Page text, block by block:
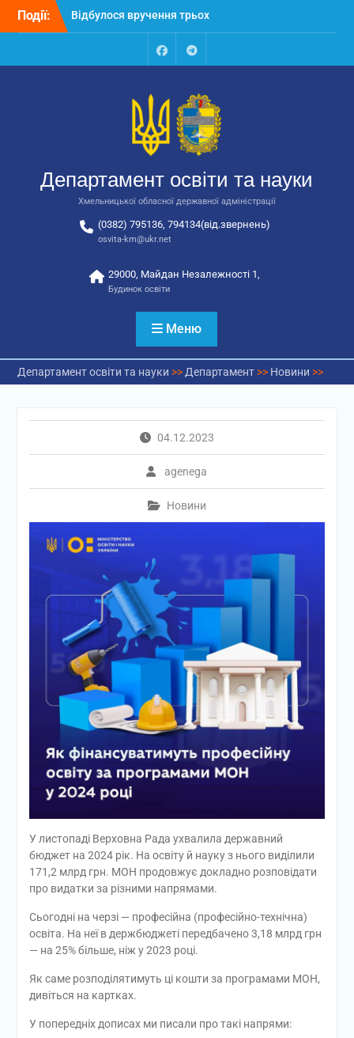
Перейти
Події:
Відбулося вручення трьох
автобусів для потреб
Відбулося засідання
освіти та науки обласної
державної адміністрації
Відбулась обласна
національно-патріотичне
виховання
FacebookTalegram
Департамент освіти та науки
Хмельницької обласної державної адміністрації
(0382) 795136, 794134(від.звернень)
osvita-km@ukr.net
29000, Майдан Незалежності 1,
Будинок освіти
Меню
Департамент освіти та науки >> Департамент>> Новини >>
04.12.2023
agenega
Новини
У листопаді Верховна Рада ухвалила державний
бюджет на 2024 рік. На освіту й науку з нього виділили
171,2 млрд грн. МОН продовжує докладно розповідати
про видатки за різними напрямами.
Сьогодні на черзі — професійна (професійно-технічна)
освіта. На неї в держбюджеті передбачено 3,18 млрд грн
— на 25% більше, ніж у 2023 році.
Як саме розподілятимуть ці кошти за програмами МОН,
дивіться на картках.
У попередніх дописах ми писали про такі напрями: